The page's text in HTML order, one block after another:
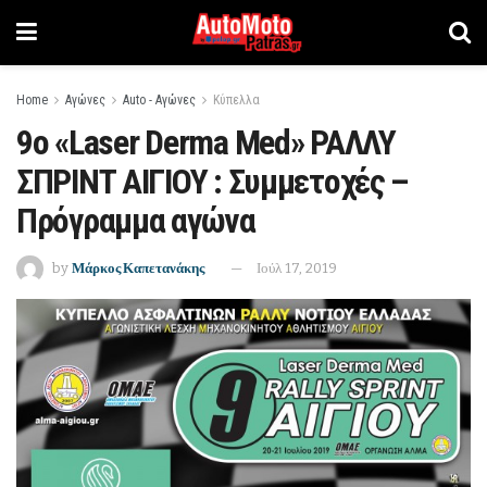
Home Αγώνες Auto - Αγώνες Κύπελλα
9ο «Laser Derma Med» ΡΑΛΛΥ
ΣΠΡΙΝΤ ΑΙΓΙΟΥ : Συμμετοχές –
Πρόγραμμα αγώνα
by Μάρκος Καπετανάκης Ιούλ 17, 2019